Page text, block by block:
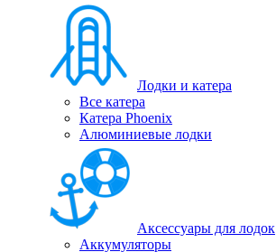
Лодки и катера
Все катера
Катера Phoenix
Алюминиевые лодки
Аксессуары для лодок
Аккумуляторы